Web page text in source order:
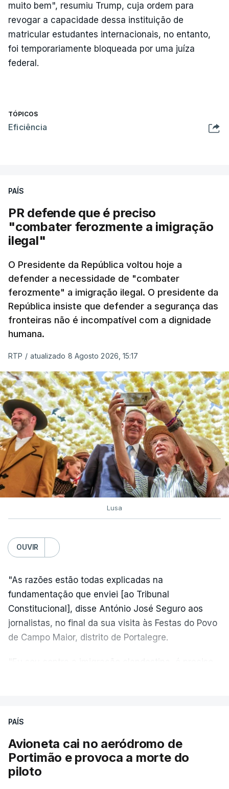
muito bem", resumiu Trump, cuja ordem para
revogar a capacidade dessa instituição de
matricular estudantes internacionais, no entanto,
foi temporariamente bloqueada por uma juíza
federal.
TÓPICOS
Eficiência
PAÍS
PR defende que é preciso
"combater ferozmente a imigração
ilegal"
O Presidente da República voltou hoje a
defender a necessidade de "combater
ferozmente" a imigração ilegal. O presidente da
República insiste que defender a segurança das
fronteiras não é incompatível com a dignidade
humana.
RTP / atualizado 8 Agosto 2026, 15:17
Lusa
OUVIR
"As razões estão todas explicadas na
fundamentação que enviei [ao Tribunal
Constitucional], disse António José Seguro aos
jornalistas, no final da sua visita às Festas do Povo
de Campo Maior, distrito de Portalegre.
nada disto é incompatível com tratarmos com
crianças", acrescentou.
António José Seguro mostrou dúvidas sobre se é
PAÍS
Avioneta cai no aeródromo de
Portimão e provoca a morte do
piloto